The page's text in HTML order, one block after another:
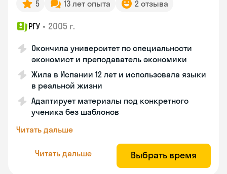
5 13 лет опыта 2 отзыва
РГУ • 2005 г.
Окончила университет по специальности
экономист и преподаватель экономики
Жила в Испании 12 лет и использовала языки
в реальной жизни
Адаптирует материалы под конкретного
ученика без шаблонов
Читать дальше
Читать дальше Выбрать время